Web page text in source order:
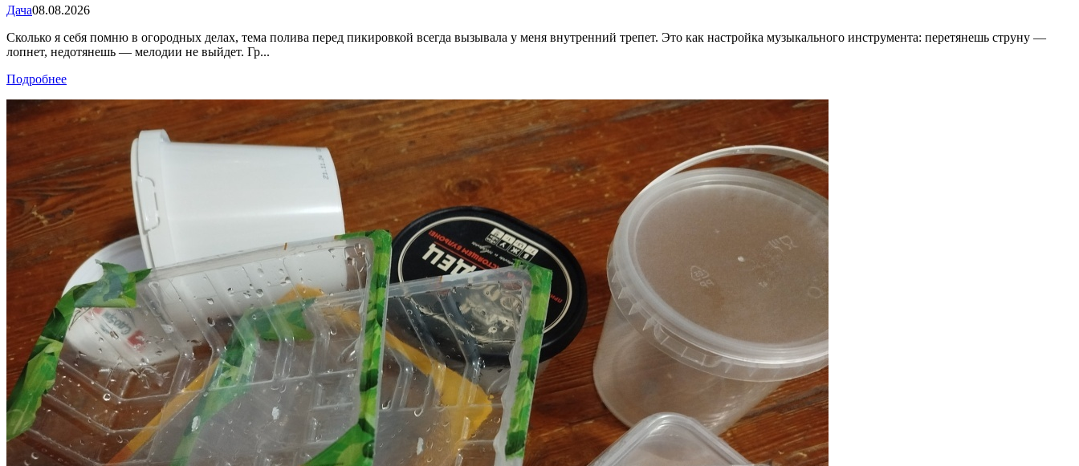
Дача08.08.2026
Сколько я себя помню в огородных делах, тема полива перед пикировкой всегда вызывала у меня внутренний трепет. Это как настройка музыкального инструмента: перетянешь струну —
лопнет, недотянешь — мелодии не выйдет. Гр...
Подробнее